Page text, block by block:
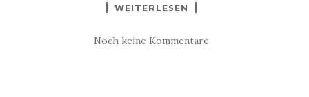
WEITERLESEN
Noch keine Kommentare